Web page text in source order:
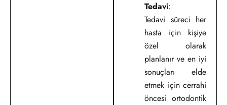
Tedavi:
Tedavi süreci her
hasta için kişiye
özel olarak
planlanır ve en iyi
sonuçları elde
etmek için cerrahi
öncesi ortodontik